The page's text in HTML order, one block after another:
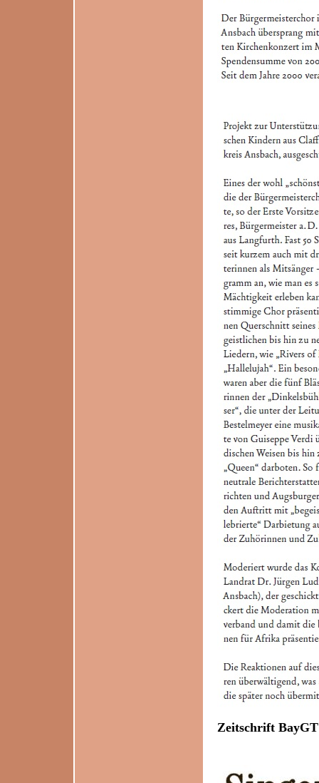
Zeitschrift BayGT